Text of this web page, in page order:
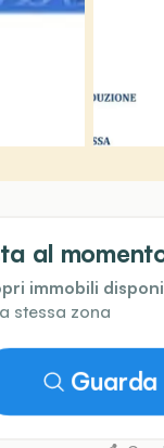
al
immobili
stessa zona
Guarda